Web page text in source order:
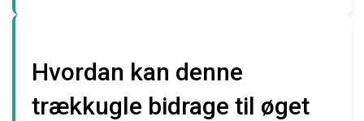
Hvordan kan denne
trækkugle bidrage til øget